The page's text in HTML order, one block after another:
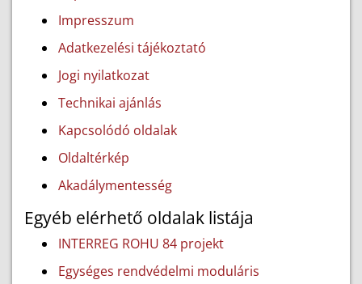
Impresszum
Adatkezelési tájékoztató
Jogi nyilatkozat
Technikai ajánlás
Kapcsolódó oldalak
Oldaltérkép
Akadálymentesség
Egyéb elérhető oldalak listája
INTERREG ROHU 84 projekt
Egységes rendvédelmi moduláris